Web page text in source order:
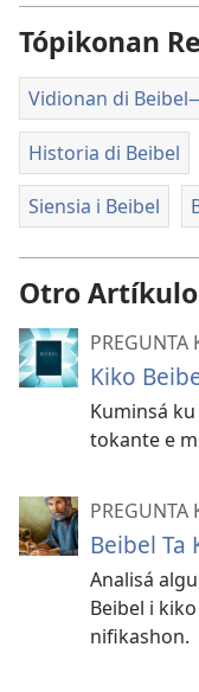
Tópikonan
Vidionan di
Historia di Beibel
Siensia i Beibel
Otro
PREGUNTA
Kiko
Kuminsá
tokante e
PREGUNTA
Beibel Ta
Analisá
Beibel i
nifikashon.